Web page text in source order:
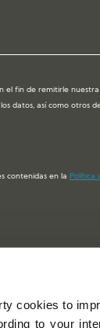
cookies to
to your
el fin de remitirle
datos, así como otros
contenidas en la Política
y
C/
(España)